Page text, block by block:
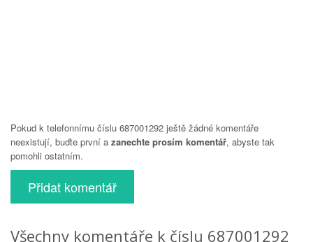
Pokud k telefonnímu číslu 687001292 ještě žádné komentáře
neexistují, buďte první a zanechte prosím komentář, abyste tak
pomohli ostatním.
Přidat komentář
Všechny komentáře k číslu 687001292